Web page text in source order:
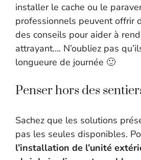
installer le cache ou le
professionnels peuvent offrir
des conseils pour aider à
attrayant…. N’oubliez pas
longueure de journée 🙂
Penser hors des
Sachez que les solutions
pas les seules disponibles.
l’installation de l’unité